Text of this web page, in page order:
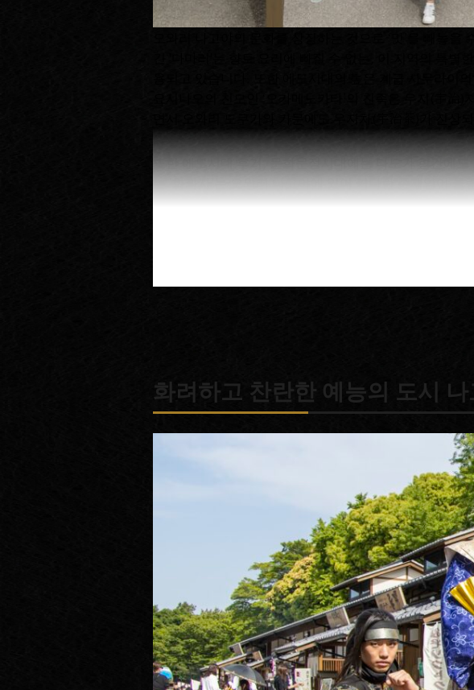
오와리 나고야의 문화를 상징하는 것으로 ‘맛’을 빼놓
긴 '다마리'는 향토 요리에 빠질 수 없는, 이 지역의 특
용되고 있습니다. 또한 에도시대의 높은 계급 사무라
요시나오의 친모인 ‘오카메노카타’의 친족은 우지(宇
면서 오와리 도쿠가와 가문에도 우지차(宇治茶)가 진상
또한 에도시대 후기, 문화문정시대에는 다도가 항간에
는 ’화과자’는 오와리 나고야에 있어 커다란 존재임이 틀
오와리번2대 번주 도쿠가와 미쓰토모는 ‘술’을 즐겨해
화려하고 찬란한 예능의 도시